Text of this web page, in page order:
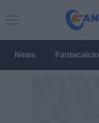
News Fantacalcio